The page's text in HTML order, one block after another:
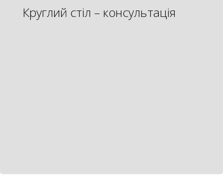
Круглий стіл – консультація